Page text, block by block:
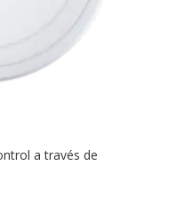
a través de